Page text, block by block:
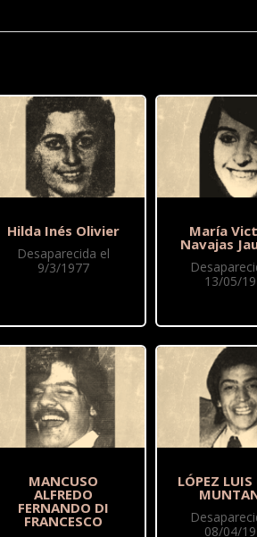
Hilda Inés Olivier
Desaparecida el
9/3/1977
MANCUSO
ALFREDO
FERNANDO DI
FRANCESCO
María
Navajas
13/05/
LÓPEZ LUIS
08/04/